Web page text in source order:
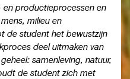
en productieprocessen en
milieu en
de student het bewustzijn
deel uitmaken van
samenleving, natuur,
de student zich met